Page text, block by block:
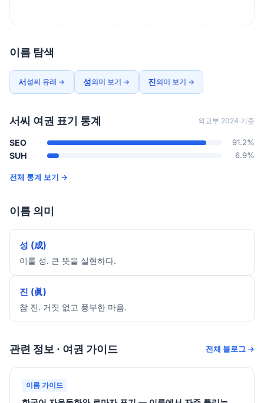
이름 탐색
서성씨 유래 → 성의미 보기 → 진의미 보기 →
서씨 여권 표기 통계 외교부 2024 기준
SEO 91.2%
SUH 6.9%
전체 통계 보기 →
이름 의미
성 (成)
이룰 성. 큰 뜻을 실현하다.
진 (眞)
참 진. 거짓 없고 풍부한 마음.
관련 정보 · 여권 가이드 전체 블로그 →
이름 가이드